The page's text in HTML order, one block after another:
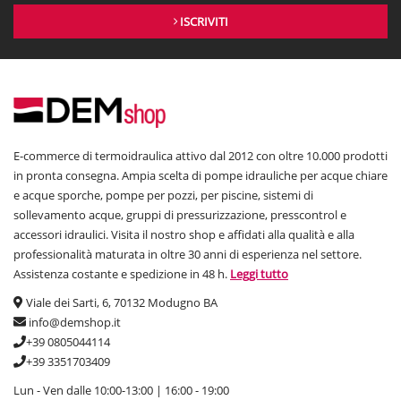
piscina permantenere l’acqua pulitaeevitare la proliferazione di
che causano infezioni e problemi alla pelle.
procedimentoconsiste nello spegnere la pompa e posizionare la
valvola selettrice sulla scritta controlavaggio (backwash) e aprire
richiude solo nel momento in cui l’acqua che fuoriesce è pulita.
Posizionare la valvola su risciacquo (rinse) per eliminare le ultime
particelle inquinanti ancora presenti. Si spegne nuovamente la
pompa per direzionare la valvola su filtrazione, chiudere la valvola di
scarico e riaccendere.
Come scegliere un filtro a sabbia
I criteri da prendere in considerazione per la scelta di quello giusto
sono:
-Volume dell’acqua
Lunghezza 10 m, larga 5 m ed alta 1,5 m, calcolandone il volume
ISCRIVITI
E-commerce di termoidraulica attivo dal 2012 con oltre 10.000 prodotti
in pronta consegna. Ampia scelta di pompe idrauliche per acque chiare
e acque sporche, pompe per pozzi, per piscine, sistemi di
sollevamento acque, gruppi di pressurizzazione, presscontrol e
accessori idraulici. Visita il nostro shop e affidati alla qualità e alla
professionalità maturata in oltre 30 anni di esperienza nel settore.
Assistenza costante e spedizione in 48 h. Leggi tutto
Viale dei Sarti, 6, 70132 Modugno BA
info@demshop.it
+39 0805044114
+39 3351703409
Lun - Ven dalle 10:00-13:00 | 16:00 - 19:00